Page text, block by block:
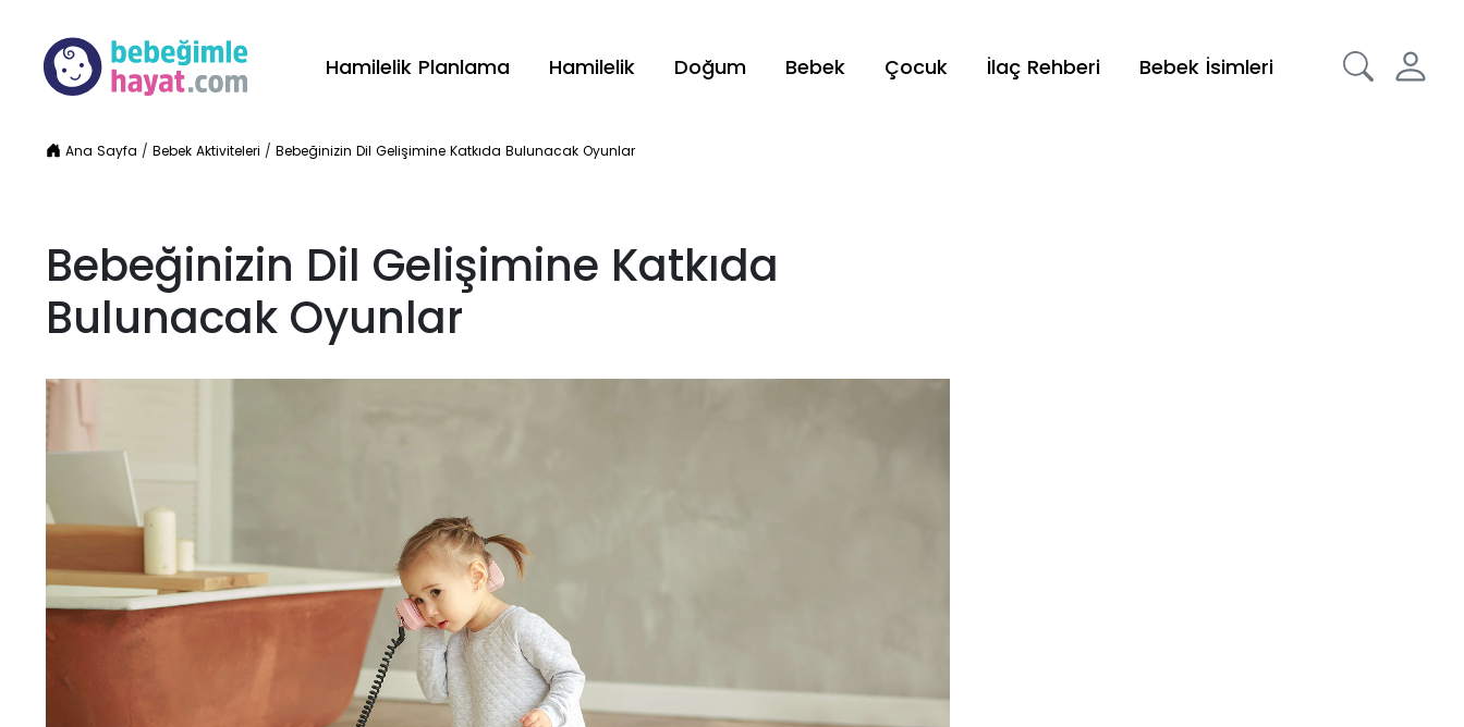
Hamilelik Planlama Hamilelik Doğum Bebek Çocuk İlaç Rehberi Bebek İsimleri
Ana Sayfa /Bebek Aktiviteleri /Bebeğinizin Dil Gelişimine Katkıda Bulunacak Oyunlar
Bebeğinizin Dil Gelişimine Katkıda
Bulunacak Oyunlar